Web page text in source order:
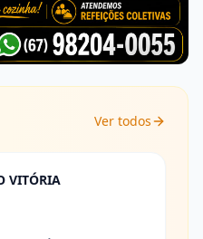
Ver todos
VITÓRIA